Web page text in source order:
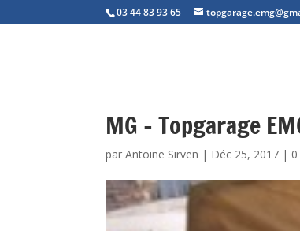
03 44 83 93 65
MG – Topgarage
parAntoine Sirven | Déc 25, 2017 |